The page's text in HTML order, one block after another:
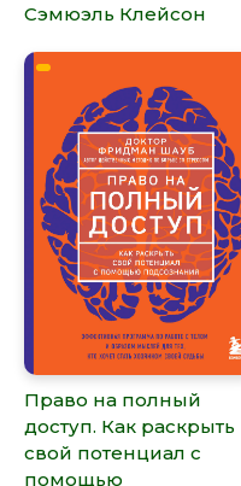
Сэмюэль Клейсон
Право на полный
доступ. Как раскрыть
свой потенциал с
помощью